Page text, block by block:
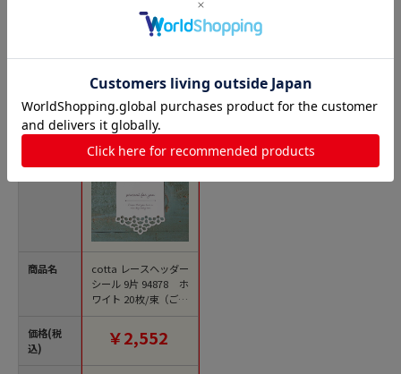
ヘッダーシールの人気商品との比較
商品名
価格(税
込)
cotta レースヘッダー
シール 9片 94878 ホ
ワイト 20枚/束（ご注
文単位1束）【直送
品】￥2,552